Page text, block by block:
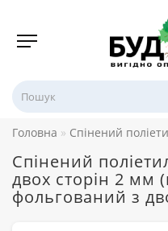
Головна Спінений
Спінений
двох сторін 2 мм
фольгований з